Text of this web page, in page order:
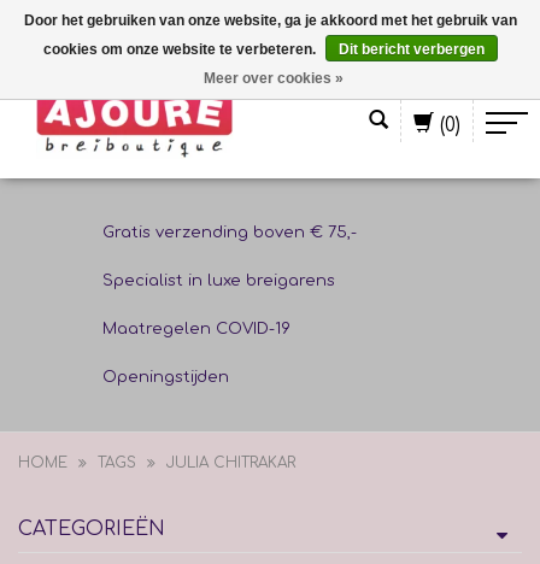
(0)
Gratis verzending boven € 75,-
Specialist in luxe breigarens
Maatregelen COVID-19
Openingstijden
HOME TAGS JULIA CHITRAKAR
CATEGORIEËN
Door het gebruiken van onze website, ga je akkoord met het gebruik van
cookies om onze website te verbeteren.
Dit bericht verbergen
Meer over cookies »